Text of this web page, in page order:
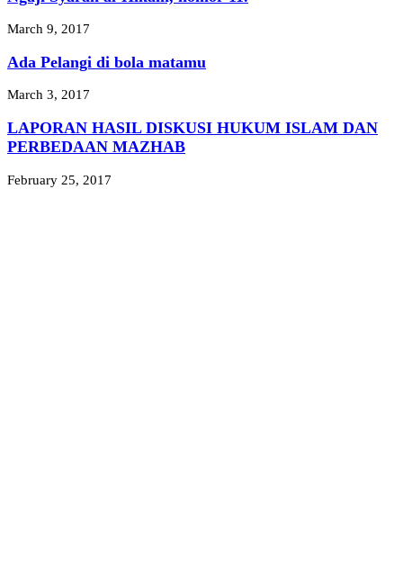
March 9, 2017
Ada Pelangi di bola matamu
March 3, 2017
LAPORAN HASIL DISKUSI HUKUM ISLAM DAN
PERBEDAAN MAZHAB
February 25, 2017